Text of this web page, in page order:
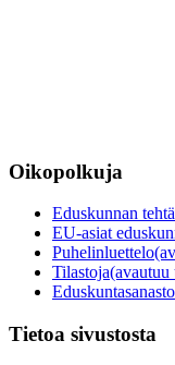
Oikopolkuja
Eduskunnan
EU-asiat
Puhelinluettelo
Tilastoja(avautuu
Eduskuntasanasto
Tietoa sivustosta